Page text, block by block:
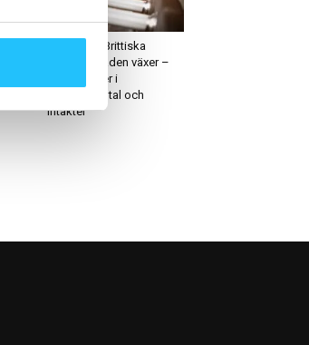
Business
UK Active: Brittiska
gymmarknaden växer –
rekordnivåer i
medlemsantal och
intäkter